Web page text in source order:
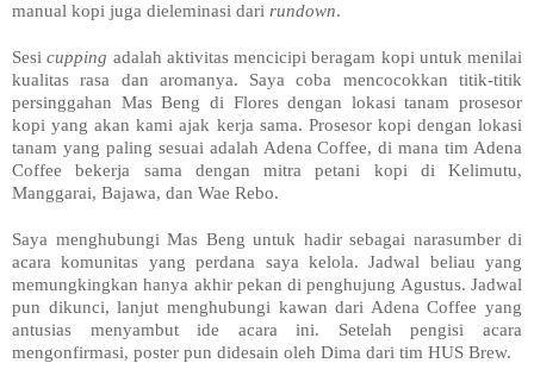
manual kopi juga dieleminasi dari rundown.
Sesicupping adalah aktivitas mencicipi beragam kopi untuk menilai
kualitas rasa dan aromanya. Saya coba mencocokkan titik-titik
persinggahan Mas Beng di Flores dengan lokasi tanam prosesor
kopi yang akan kami ajak kerja sama. Prosesor kopi dengan lokasi
tanam yang paling sesuai adalah Adena Coffee, di mana tim Adena
Coffee bekerja sama dengan mitra petani kopi di Kelimutu,
Manggarai, Bajawa, dan Wae Rebo.
Saya menghubungi Mas Beng untuk hadir sebagai narasumber di
acara komunitas yang perdana saya kelola. Jadwal beliau yang
memungkingkan hanya akhir pekan di penghujung Agustus. Jadwal
pun dikunci, lanjut menghubungi kawan dari Adena Coffee yang
antusias menyambut ide acara ini. Setelah pengisi acara
mengonfirmasi, poster pun didesain oleh Dima dari tim HUS Brew.